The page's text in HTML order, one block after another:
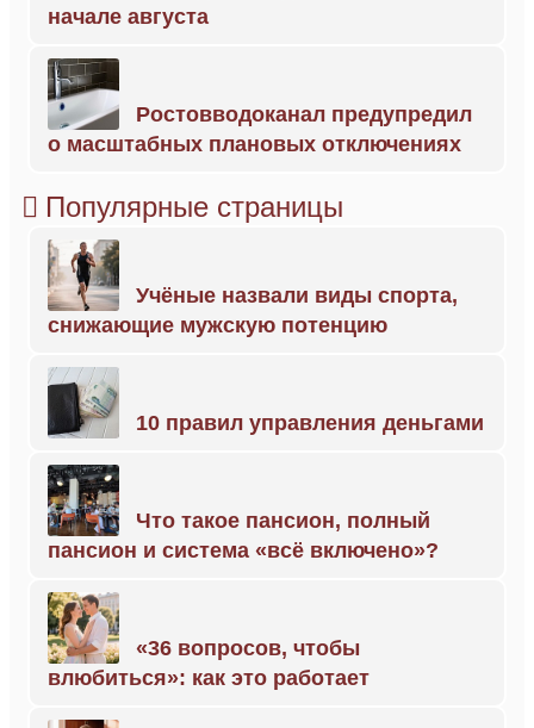
начале августа
Ростовводоканал предупредил
о масштабных плановых отключениях
Популярные страницы
Учёные назвали виды спорта,
снижающие мужскую потенцию
10 правил управления деньгами
Что такое пансион, полный
пансион и система «всё включено»?
«36 вопросов, чтобы
влюбиться»: как это работает